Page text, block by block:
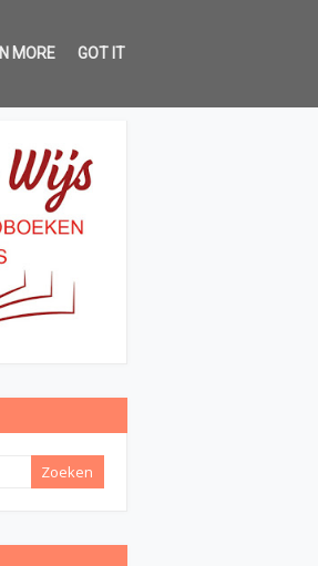
MORE GOT IT